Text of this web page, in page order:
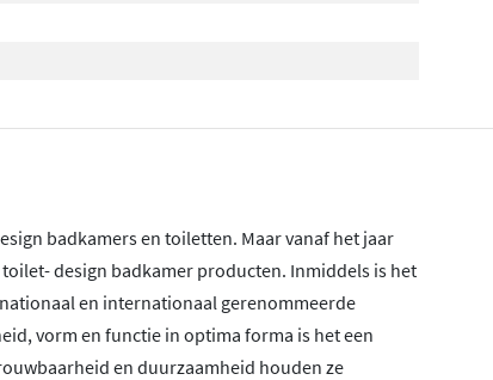
badkamers en toiletten. Maar vanaf het jaar
design badkamer producten. Inmiddels is het
en internationaal gerenommeerde
vorm en functie in optima forma is het een
en duurzaamheid houden ze